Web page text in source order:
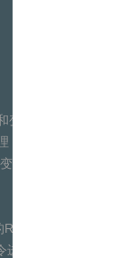
量正态化
量个数
模型
进行单参数logit参